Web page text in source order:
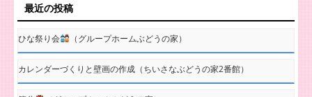
最近の投稿
ひな祭り会 （グループホームぶどうの家）
カレンダーづくりと壁画の作成（ちいさなぶどうの家2番館）